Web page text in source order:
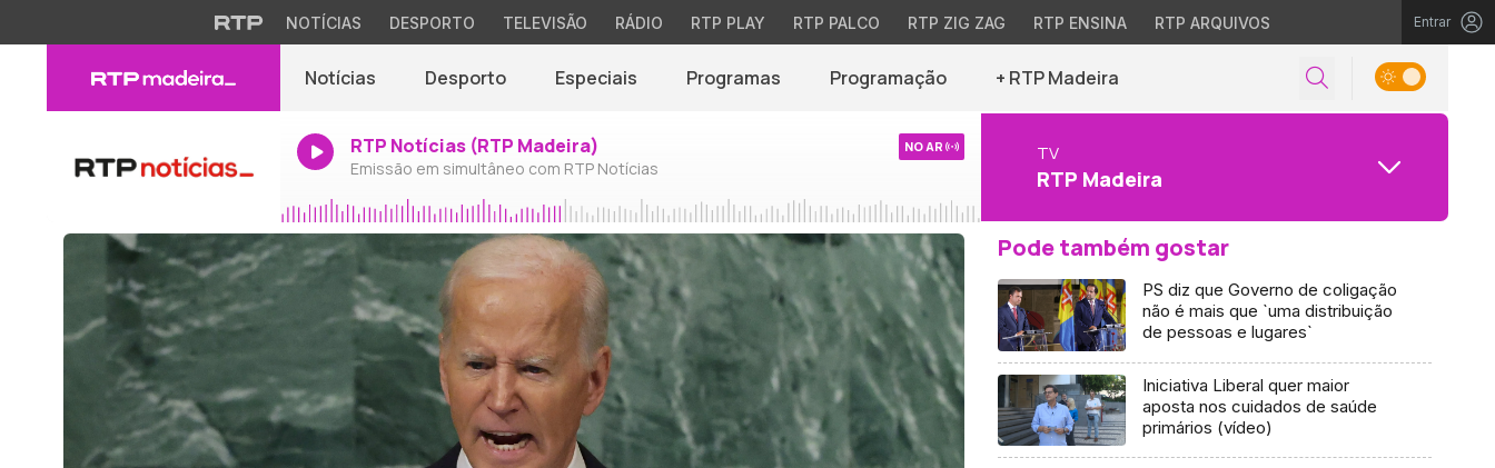
NOTÍCIAS DESPORTO TELEVISÃO RÁDIO RTP PLAY RTP PALCO RTP ZIG ZAG RTP ENSINA RTP ARQUIVOS Entrar
Notícias Desporto Especiais Programas Programação + RTP Madeira
RTP Notícias (RTP Madeira)
Emissão em simultâneo com RTP Notícias
NO AR TV
RTP Madeira
Pode também gostar
PS diz que Governo de coligação
não é mais que `uma distribuição
de pessoas e lugares`
Iniciativa Liberal quer maior
aposta nos cuidados de saúde
primários (vídeo)